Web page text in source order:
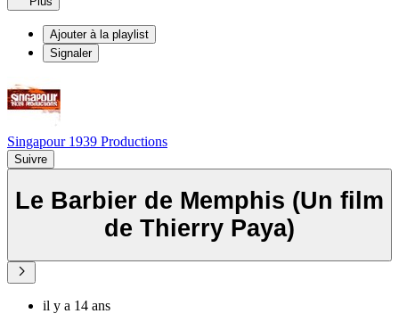
Ajouter à la playlist
Signaler
Singapour 1939 Productions
Suivre
Le Barbier de Memphis (Un film
de Thierry Paya)
il y a 14 ans